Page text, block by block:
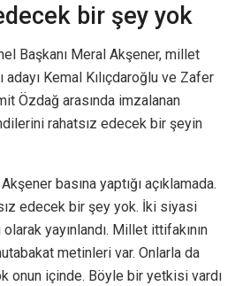
bir şey yok
Başkanı Meral Akşener, millet
adayı Kemal Kılıçdaroğlu ve Zafer
Özdağ arasında imzalanan
rahatsız edecek bir şeyin
basına yaptığı açıklamada.
edecek bir şey yok. İki siyasi
yayınlandı. Millet ittifakının
metinleri var. Onlarla da
onun içinde. Böyle bir yetkisi vardı